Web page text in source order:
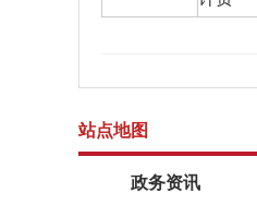
站点地图
政务资讯